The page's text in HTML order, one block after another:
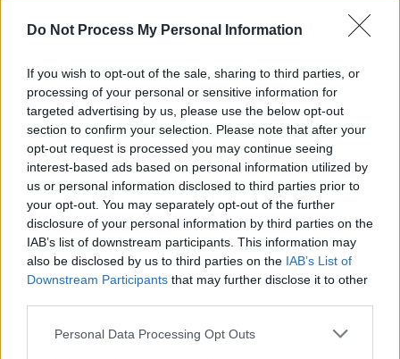
Do Not Process My Personal Information
If you wish to opt-out of the sale, sharing to third parties, or
processing of your personal or sensitive information for
targeted advertising by us, please use the below opt-out
section to confirm your selection. Please note that after your
opt-out request is processed you may continue seeing
interest-based ads based on personal information utilized by
us or personal information disclosed to third parties prior to
your opt-out. You may separately opt-out of the further
disclosure of your personal information by third parties on the
IAB’s list of downstream participants. This information may
also be disclosed by us to third parties on the IAB’s List of
Downstream Participants that may further disclose it to other
Please note that this website/app uses one or more Google
Personal Data Processing Opt Outs
καλεσμένος στην εκπομπή «Καλύτερα Αργά»
του Action24 και εξέφρασε στην Αθηναΐς
Νέγκα την πρόθεσή του να εκμεταλλευτεί τη
δημοφιλία του από τον χώρο της ηθοποιίας
και να εμπλακεί με αυτόν της πολιτικής.
ΔΙΑΒΑΣΤΕ ΕΠΙΣΗΣ
Lifestyle|18.06.2025 09:57
Εγινε για πρώτη φορά πατέρας ο
Κωνσταντέλιας